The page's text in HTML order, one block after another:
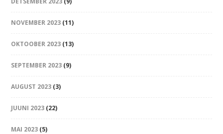
NOVEMBER 2023 (11)
OKTOOBER 2023 (13)
SEPTEMBER 2023 (9)
AUGUST 2023 (3)
JUUNI 2023 (22)
MAI 2023 (5)